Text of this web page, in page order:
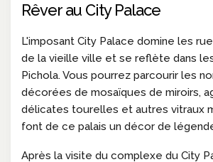
Rêver au City Palace
L'imposant City Palace domine les
de la vieille ville et se reflète dans
Pichola. Vous pourrez parcourir les
décorées de mosaïques de miroirs,
délicates tourelles et autres vitraux
font de ce palais un décor de
Après la visite du complexe du City